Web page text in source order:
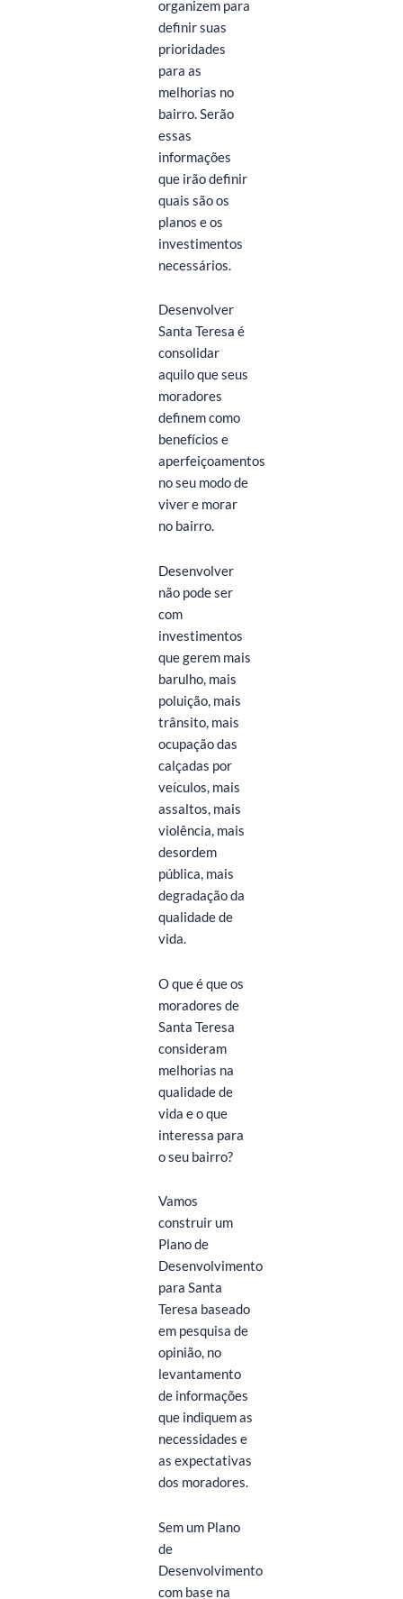
organizem para
definir suas
prioridades
para as
melhorias no
bairro. Serão
essas
informações
que irão definir
quais são os
planos e os
investimentos
necessários.
Desenvolver
Santa Teresa é
consolidar
aquilo que seus
moradores
definem como
benefícios e
aperfeiçoamentos
no seu modo de
viver e morar
no bairro.
Desenvolver
não pode ser
com
investimentos
que gerem mais
barulho, mais
poluição, mais
trânsito, mais
ocupação das
calçadas por
veículos, mais
assaltos, mais
violência, mais
desordem
pública, mais
degradação da
qualidade de
vida.
O que é que os
moradores de
Santa Teresa
consideram
melhorias na
qualidade de
vida e o que
interessa para
o seu bairro?
Vamos
construir um
Plano de
Desenvolvimento
para Santa
Teresa baseado
em pesquisa de
opinião, no
levantamento
de informações
que indiquem as
necessidades e
as expectativas
dos moradores.
Sem um Plano
de
Desenvolvimento
com base na